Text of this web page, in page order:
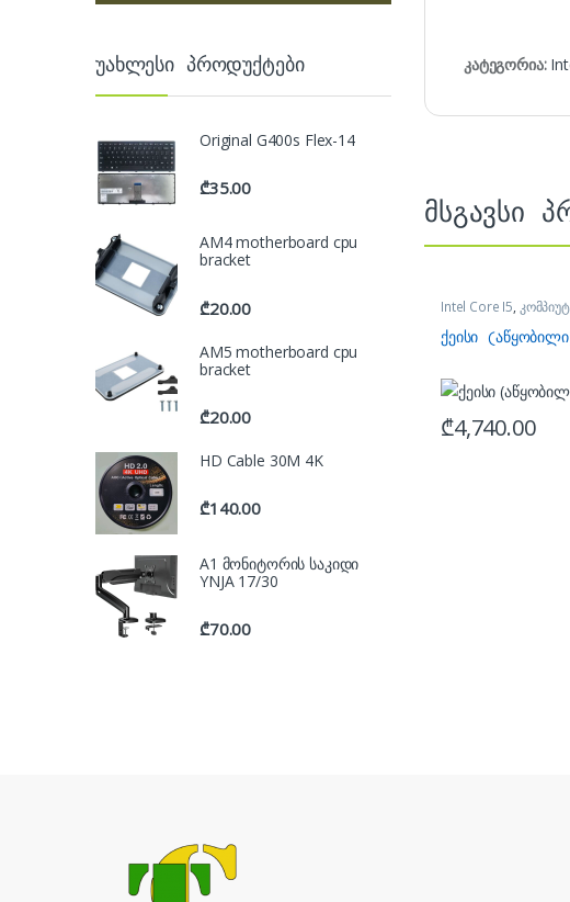
კატეგორია:
მსგავსი
Intel Core I5,
ქეისი
₾4,740.00
უახლესი პროდუქტები
Original G400s Flex-14
₾35.00
AM4 motherboard cpu
bracket
₾20.00
AM5 motherboard cpu
bracket
₾20.00
HD Cable 30M 4K
₾140.00
A1 მონიტორის საკიდი
YNJA 17/30
₾70.00